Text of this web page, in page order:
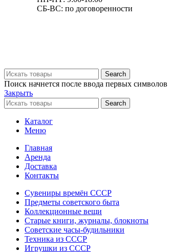
СБ-ВС: по договоренности
Search
Поиск начнется после ввода первых символов
Закрыть
Search
Каталог
Меню
Главная
Аренда
Доставка
Контакты
Сувениры времён СССР
Предметы советского быта
Коллекционные вещи
Старые книги, журналы, блокноты
Советские часы-будильники
Техника из СССР
Игрушки из СССР